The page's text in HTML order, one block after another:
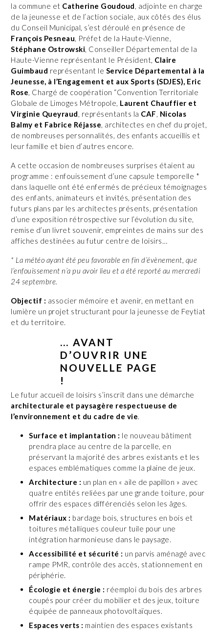
la commune et Catherine Goudoud, adjointe en charge
de la jeunesse et de l’action sociale, aux côtés des élus
du Conseil Municipal, s’est déroulé en présence de
François Pesneau, Préfet de la Haute-Vienne,
Stéphane Ostrowski, Conseiller Départemental de la
Haute-Vienne représentant le Président, Claire
Guimbaud représentant le Service Départemental à la
Jeunesse, à l’Engagement et aux Sports (SDJES), Eric
Rose, Chargé de coopération “Convention Territoriale
Globale de Limoges Métropole, Laurent Chauffier et
Virginie Queyraud, représentants la CAF, Nicolas
Balmy et Fabrice Réjasse, architectes en chef du projet,
de nombreuses personnalités, des enfants accueillis et
leur famille et bien d’autres encore.
A cette occasion de nombreuses surprises étaient au
programme : enfouissement d’une capsule temporelle *
dans laquelle ont été enfermés de précieux témoignages
des enfants, animateurs et invités, présentation des
futurs plans par les architectes présents, présentation
d’une exposition rétrospective sur l’évolution du site,
remise d’un livret souvenir, empreintes de mains sur des
affiches destinées au futur centre de loisirs…
* La météo ayant été peu favorable en fin d’évènement, que
l’enfouissement n’a pu avoir lieu et a été reporté au mercredi
24 septembre.
Objectif : associer mémoire et avenir, en mettant en
lumière un projet structurant pour la jeunesse de Feytiat
et du territoire.
… AVANT
D’OUVRIR UNE
NOUVELLE PAGE
!
Le futur accueil de loisirs s’inscrit dans une démarche
architecturale et paysagère respectueuse de
l’environnement et du cadre de vie.
Surface et implantation : le nouveau bâtiment
prendra place au centre de la parcelle, en
préservant la majorité des arbres existants et les
espaces emblématiques comme la plaine de jeux.
Architecture : un plan en « aile de papillon » avec
quatre entités reliées par une grande toiture, pour
offrir des espaces différenciés selon les âges.
Matériaux : bardage bois, structures en bois et
toitures métalliques couleur tuile pour une
intégration harmonieuse dans le paysage.
Accessibilité et sécurité : un parvis aménagé avec
rampe PMR, contrôle des accès, stationnement en
périphérie.
Écologie et énergie : réemploi du bois des arbres
coupés pour créer du mobilier et des jeux, toiture
équipée de panneaux photovoltaïques.
Espaces verts : maintien des espaces existants